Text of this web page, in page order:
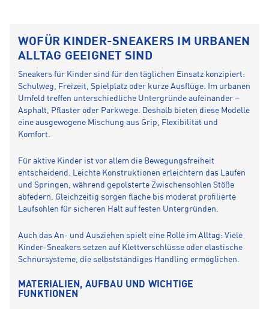
WOFÜR KINDER-SNEAKERS IM URBANEN
ALLTAG GEEIGNET SIND
Sneakers für Kinder sind für den täglichen Einsatz konzipiert:
Schulweg, Freizeit, Spielplatz oder kurze Ausflüge. Im urbanen
Umfeld treffen unterschiedliche Untergründe aufeinander –
Asphalt, Pflaster oder Parkwege. Deshalb bieten diese Modelle
eine ausgewogene Mischung aus Grip, Flexibilität und
Komfort.
Für aktive Kinder ist vor allem die Bewegungsfreiheit
entscheidend. Leichte Konstruktionen erleichtern das Laufen
und Springen, während gepolsterte Zwischensohlen Stöße
abfedern. Gleichzeitig sorgen flache bis moderat profilierte
Laufsohlen für sicheren Halt auf festen Untergründen.
Auch das An- und Ausziehen spielt eine Rolle im Alltag: Viele
Kinder-Sneakers setzen auf Klettverschlüsse oder elastische
Schnürsysteme, die selbstständiges Handling ermöglichen.
MATERIALIEN, AUFBAU UND WICHTIGE
FUNKTIONEN